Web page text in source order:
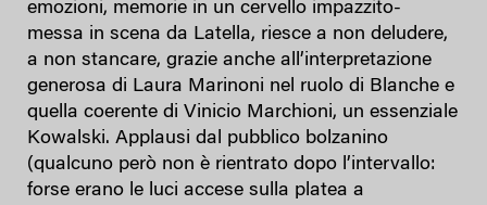
emozioni, memorie in un cervello impazzito-
messa in scena da Latella, riesce a non deludere,
a non stancare, grazie anche all’interpretazione
generosa di Laura Marinoni nel ruolo di Blanche e
quella coerente di Vinicio Marchioni, un essenziale
Kowalski. Applausi dal pubblico bolzanino
(qualcuno però non è rientrato dopo l’intervallo:
forse erano le luci accese sulla platea a